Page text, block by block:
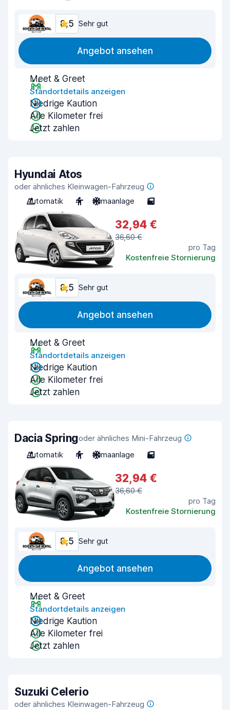
8,5 Sehr gut
Angebot ansehen
Meet & Greet
Standortdetails anzeigen
Niedrige Kaution
Alle Kilometer frei
Jetzt zahlen
Hyundai Atos
oder ähnliches Kleinwagen-Fahrzeug
Automatik
4 Klimaanlage 5
32,94 €
36,60 €
pro Tag
Kostenfreie Stornierung
8,5 Sehr gut
Angebot ansehen
Meet & Greet
Standortdetails anzeigen
Niedrige Kaution
Alle Kilometer frei
Jetzt zahlen
Dacia Springoder ähnliches Mini-Fahrzeug
Automatik
4 Klimaanlage 5
32,94 €
36,60 €
pro Tag
Kostenfreie Stornierung
8,5 Sehr gut
Angebot ansehen
Meet & Greet
Standortdetails anzeigen
Niedrige Kaution
Alle Kilometer frei
Jetzt zahlen
Suzuki Celerio
oder ähnliches Kleinwagen-Fahrzeug